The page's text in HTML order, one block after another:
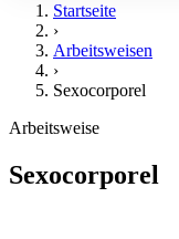
Startseite
›
Arbeitsweisen
›
Sexocorporel
Arbeitsweise
Sexocorporel